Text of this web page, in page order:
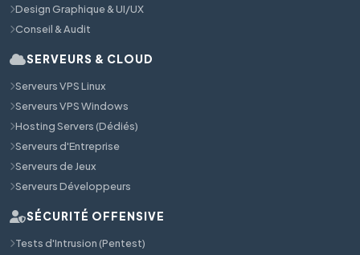
Design Graphique & UI/UX
Conseil & Audit
SERVEURS & CLOUD
Serveurs VPS Linux
Serveurs VPS Windows
Hosting Servers (Dédiés)
Serveurs d'Entreprise
Serveurs de Jeux
Serveurs Développeurs
SÉCURITÉ OFFENSIVE
Tests d'Intrusion (Pentest)